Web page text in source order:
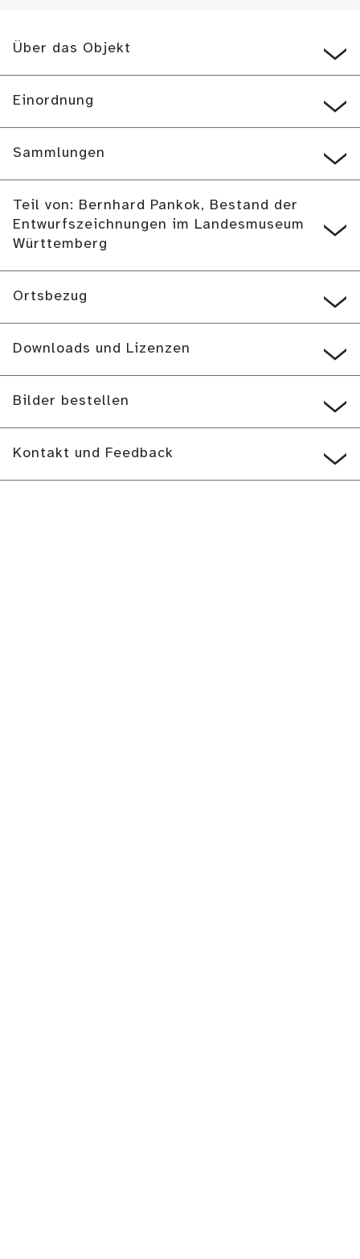
Über das Objekt
Einordnung
Sammlungen
Teil von: Bernhard Pankok, Bestand der
Entwurfszeichnungen im Landesmuseum
Württemberg
Ortsbezug
Downloads und Lizenzen
Bilder bestellen
Kontakt und Feedback